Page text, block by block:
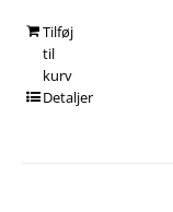
Tilføj
til
kurv
Detaljer